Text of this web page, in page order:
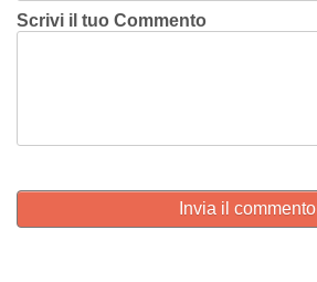
Scrivi il tuo Commento
Invia il commento